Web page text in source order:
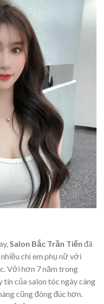
Salon Bắc Trần Tiến đã
chị em phụ nữ với
Với hơn 7 năm trong
tín của salon tóc ngày càng
cũng đông đúc hơn.